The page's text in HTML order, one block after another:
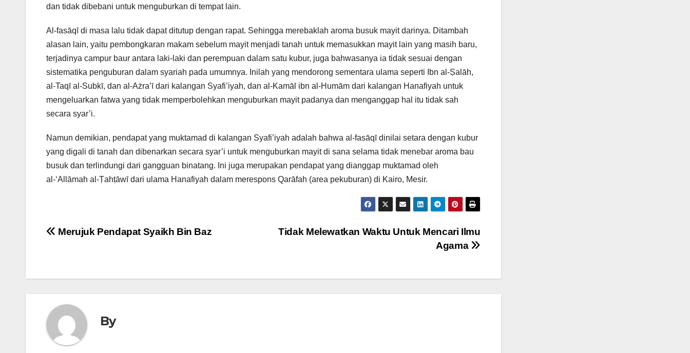
dan tidak dibebani untuk menguburkan di tempat lain.
Al-fasāqī di masa lalu tidak dapat ditutup dengan rapat. Sehingga merebaklah aroma busuk mayit darinya. Ditambah
alasan lain, yaitu pembongkaran makam sebelum mayit menjadi tanah untuk memasukkan mayit lain yang masih baru,
terjadinya campur baur antara laki-laki dan perempuan dalam satu kubur, juga bahwasanya ia tidak sesuai dengan
sistematika penguburan dalam syariah pada umumnya. Inilah yang mendorong sementara ulama seperti Ibn al-Ṣalāh,
al-Taqī al-Subkī, dan al-Ażra’ī dari kalangan Syafi’iyah, dan al-Kamāl ibn al-Humām dari kalangan Hanafiyah untuk
mengeluarkan fatwa yang tidak memperbolehkan menguburkan mayit padanya dan menganggap hal itu tidak sah
secara syar’i.
Namun demikian, pendapat yang muktamad di kalangan Syafi’iyah adalah bahwa al-fasāqī dinilai setara dengan kubur
yang digali di tanah dan dibenarkan secara syar’i untuk menguburkan mayit di sana selama tidak menebar aroma bau
busuk dan terlindungi dari gangguan binatang. Ini juga merupakan pendapat yang dianggap muktamad oleh
al-‘Allāmah al-Ṭahṭāwī dari ulama Hanafiyah dalam merespons Qarāfah (area pekuburan) di Kairo, Mesir.
Post
Tidak Melewatkan Waktu Untuk Mencari Ilmu
Agama
Merujuk Pendapat Syaikh Bin Baz
By